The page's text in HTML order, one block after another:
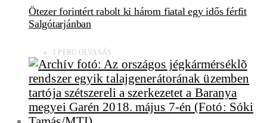
Ötezer forintért rabolt ki három fiatal egy idős férfit
Salgótarjánban
1 PERC OLVASÁS